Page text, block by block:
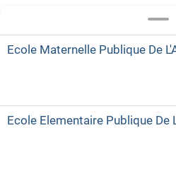
Ecole Maternelle Publique De
Ecole Elementaire Publique De